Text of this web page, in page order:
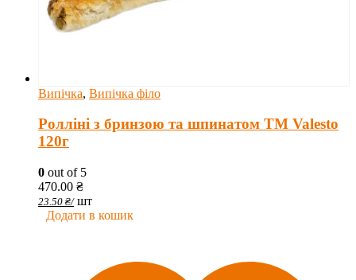
Випічка, Випічка філо
Ролліні з бринзою та шпинатом TM Valesto
120г
0 out of 5
470.00 ₴
23.50 ₴/ шт
Додати в кошик